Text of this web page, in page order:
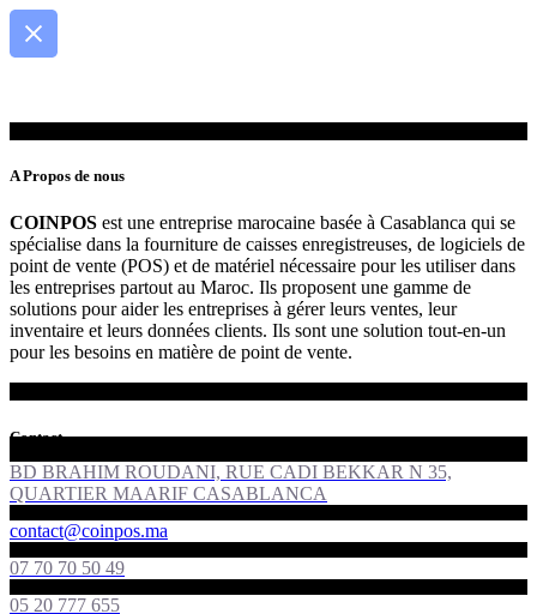
A Propos de nous
COINPOS est une entreprise marocaine basée à Casablanca qui se
spécialise dans la fourniture de caisses enregistreuses, de logiciels de
point de vente (POS) et de matériel nécessaire pour les utiliser dans
les entreprises partout au Maroc. Ils proposent une gamme de
solutions pour aider les entreprises à gérer leurs ventes, leur
inventaire et leurs données clients. Ils sont une solution tout-en-un
pour les besoins en matière de point de vente.
Contact
BD BRAHIM ROUDANI, RUE CADI BEKKAR N 35,
QUARTIER MAARIF CASABLANCA
contact@coinpos.ma
07 70 70 50 49
05 20 777 655